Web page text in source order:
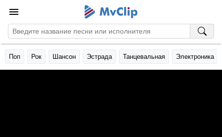
Поп Рок Шансон Эстрада Танцевальная Электроника